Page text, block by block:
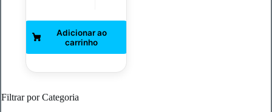
variants.
The
on
Filtrar por Categoria